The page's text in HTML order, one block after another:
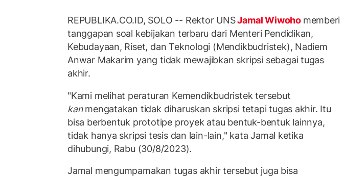
REPUBLIKA.CO.ID, SOLO -- Rektor UNSJamal Wiwoho memberi
tanggapan soal kebijakan terbaru dari Menteri Pendidikan,
Kebudayaan, Riset, dan Teknologi (Mendikbudristek), Nadiem
Anwar Makarim yang tidak mewajibkan skripsi sebagai tugas
akhir.
"Kami melihat peraturan Kemendikbudristek tersebut
kanmengatakan tidak diharuskan skripsi tetapi tugas akhir. Itu
bisa berbentuk prototipe proyek atau bentuk-bentuk lainnya,
tidak hanya skripsi tesis dan lain-lain," kata Jamal ketika
dihubungi, Rabu (30/8/2023).
Jamal mengumpamakan tugas akhir tersebut juga bisa